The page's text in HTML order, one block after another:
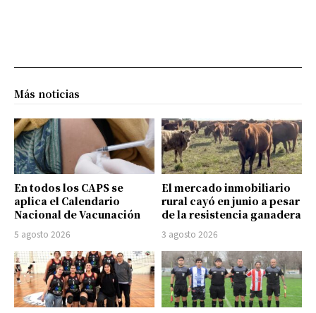
Más noticias
En todos los CAPS se
aplica el Calendario
Nacional de Vacunación
5 agosto 2026
El mercado inmobiliario
rural cayó en junio a pesar
de la resistencia ganadera
3 agosto 2026